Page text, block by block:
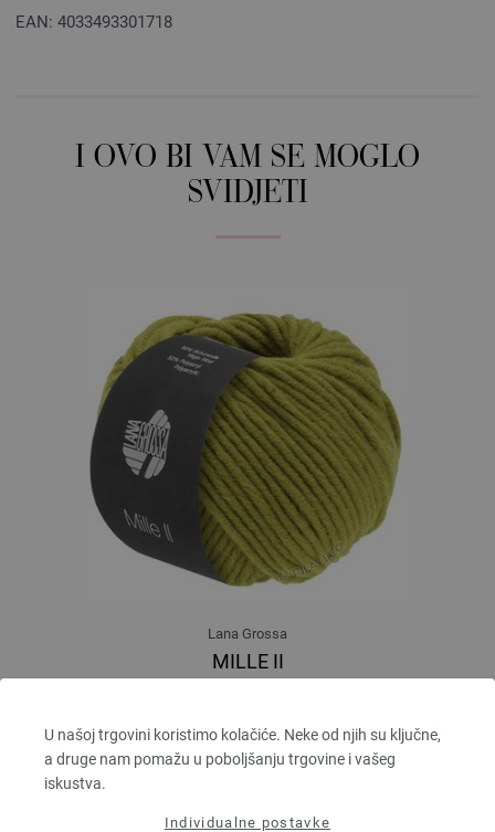
U našoj trgovini koristimo kolačiće. Neke od njih su ključne,
a druge nam pomažu u poboljšanju trgovine i vašeg
iskustva.
Individualne postavke
EAN: 4033493301718
I OVO BI VAM SE MOGLO
SVIDJETI
Lana Grossa
MILLE II
Većina igle: 7 - 8
3,78 €